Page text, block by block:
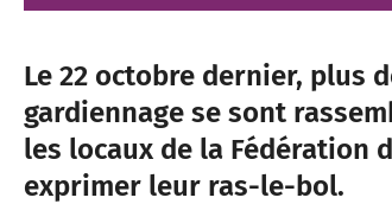
Le 22 octobre dernier, plus
gardiennage se sont
les locaux de la Fédération
exprimer leur ras-le-bol.